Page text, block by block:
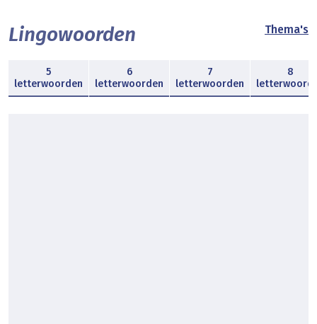
Lingowoorden Thema's
5
letterwoorden
6
letterwoorden
7
letterwoorden
8